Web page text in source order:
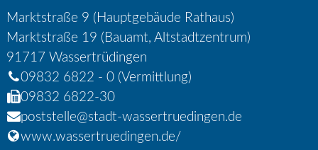
Marktstraße 9 (Hauptgebäude Rathaus)
Marktstraße 19 (Bauamt, Altstadtzentrum)
91717 Wassertrüdingen
09832 6822 - 0 (Vermittlung)
09832 6822-30
poststelle@stadt-wassertruedingen.de
www.wassertruedingen.de/